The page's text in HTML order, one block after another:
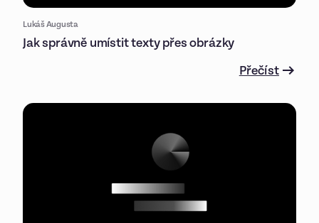
Lukáš Augusta
Jak správně umístit texty přes obrázky
Přečíst